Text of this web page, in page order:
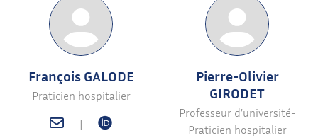
François GALODE
Praticien hospitalier
|
Pierre-Olivier
GIRODET
Professeur d’université-
Praticien hospitalier